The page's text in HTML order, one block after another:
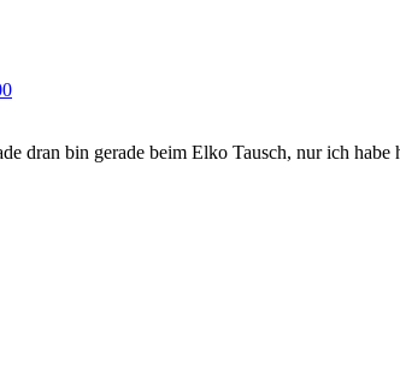
dran bin gerade beim Elko Tausch, nur ich